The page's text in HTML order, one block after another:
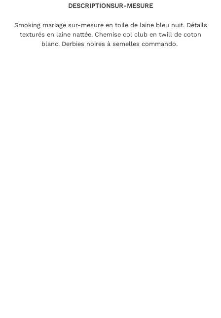
DESCRIPTIONSUR-MESURE
Smoking mariage sur-mesure en toile de laine bleu nuit. Détails
texturés en laine nattée. Chemise col club en twill de coton
blanc. Derbies noires à semelles commando.